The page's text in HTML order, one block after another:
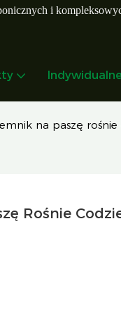
i
na paszę
Rośnie